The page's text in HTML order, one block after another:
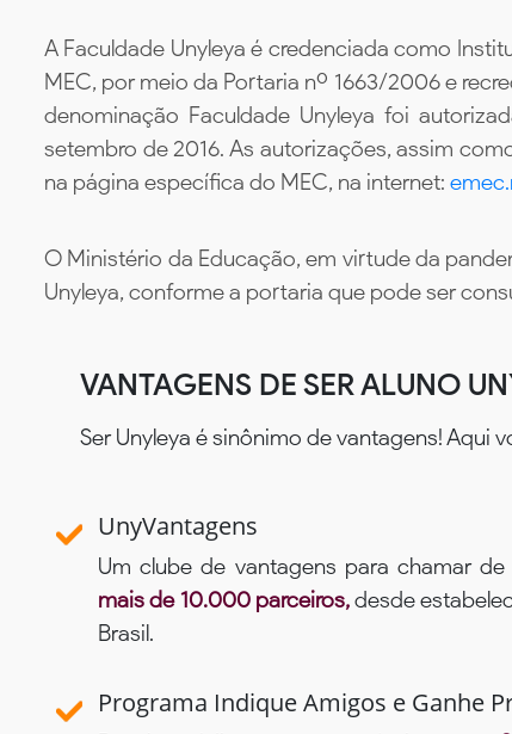
A Faculdade Unyleya é credenciada como
MEC, por meio da Portaria nº 1663/2006 e
denominação Faculdade Unyleya foi
setembro de 2016. As autorizações, assim
na página específica do MEC, na internet:
O Ministério da Educação, em virtude da
Unyleya, conforme a portaria que pode ser
VANTAGENS DE SER ALUNO
Ser Unyleya é sinônimo de vantagens! Aqui
UnyVantagens
Um clube de vantagens para chamar de
mais de 10.000 parceiros,desde
Brasil.
Programa Indique Amigos e Ganhe